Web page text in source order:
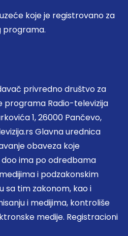
koje je registrovano za
programa.
privredno društvo za
programa Radio-televizija
1, 26000 Pančevo,
Glavna urednica
obaveza koje
doo ima po odredbama
i podzakonskim
sa tim zakonom, kao i
i medijima, kontroliše
medije. Registracioni